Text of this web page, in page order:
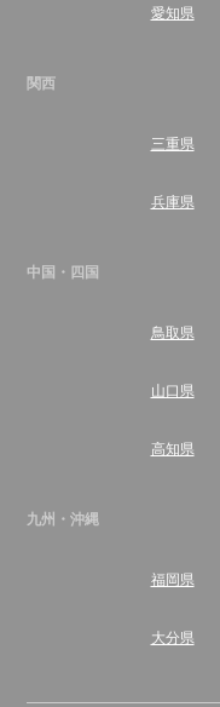
愛知県
関西
三重県
兵庫県
中国・四国
鳥取県
山口県
高知県
九州・沖縄
福岡県
大分県